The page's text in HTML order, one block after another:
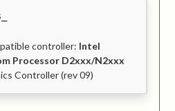
controller: Intel
Processor D2xxx/N2xxx
Controller (rev 09)